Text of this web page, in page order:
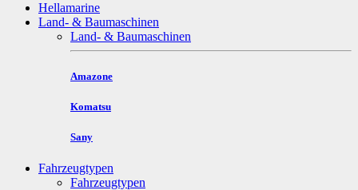
Hellamarine
Land- & Baumaschinen
Land- & Baumaschinen
Amazone
Komatsu
Sany
Fahrzeugtypen
Fahrzeugtypen